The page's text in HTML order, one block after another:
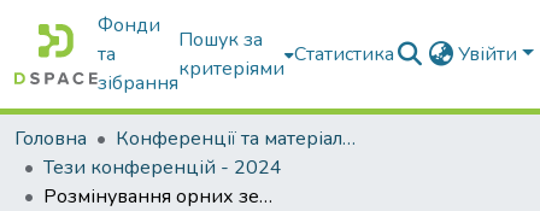
Фонди
та
зібрання
Пошук за
критеріями
Статистика Увійти
Головна
Конференції та матеріали конференцій
Тези конференцій - 2024
Розмінування орних земель в Україні